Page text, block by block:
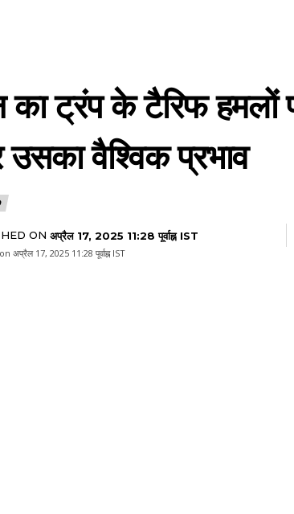
का ट्रंप के टैरिफ हमलों
वैश्विक प्रभाव
ON अप्रैल 17, 2025 11:28 पूर्वाह्न IST
अप्रैल 17, 2025 11:28 पूर्वाह्न IST